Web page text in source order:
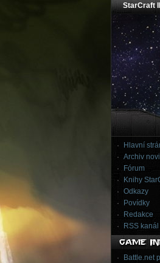
StarCraft II
Hlavní
Archiv
Fórum
Knihy
Odkazy
Povídky
Redakce
RSS kanál
Battle.net